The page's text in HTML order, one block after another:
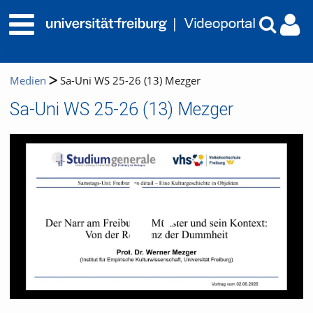
Medien Sa-Uni WS 25-26 (13) Mezger
Sa-Uni WS 25-26 (13) Mezger